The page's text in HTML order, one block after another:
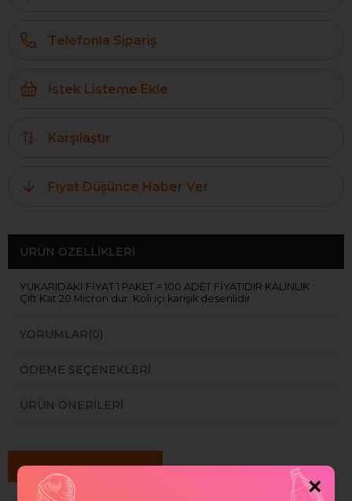
Telefonla Sipariş
İstek Listeme Ekle
Karşılaştır
Fiyat Düşünce Haber Ver
ÜRÜN ÖZELLIKLERI
YUKARIDAKİ FİYAT 1 PAKET = 100 ADET FİYATIDIR KALINLIK :
Çift Kat 20 Micron dur. Koli içi karışık desenlidir
YORUMLAR(0)
ÖDEME SEÇENEKLERI
ÜRÜN ÖNERILERI
Benzer Ürünler
×